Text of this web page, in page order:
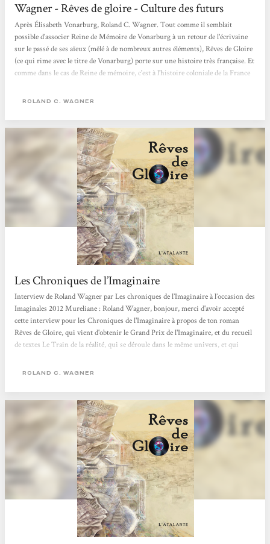
Wagner - Rêves de gloire - Culture des futurs
Après Élisabeth Vonarburg, Roland C. Wagner. Tout comme il semblait
possible d'associer Reine de Mémoire de Vonarburg à un retour de l'écrivaine
sur le passé de ses aïeux (mêlé à de nombreux autres éléments), Rêves de Gloire
(ce qui rime avec le titre de Vonarburg) porte sur une histoire très française. Et
comme dans le cas de Reine de mémoire, c'est à l'histoire coloniale de la France
dans tous les sens du mot. Ni l'un ni l'autre ne prétendent réhabiliter l'empire
ROLAND C. WAGNER
Les Chroniques de l’Imaginaire
Interview de Roland Wagner par Les chroniques de l’Imaginaire à l’occasion des
Imaginales 2012 Mureliane : Roland Wagner, bonjour, merci d'avoir accepté
cette interview pour les Chroniques de l'Imaginaire à propos de ton roman
Rêves de Gloire, qui vient d'obtenir le Grand Prix de l'Imaginaire, et du recueil
de textes Le Train de la réalité, qui se déroule dans le même univers, et qui
important dans le paysage de la SF, et de l'uchronie, et dans ta carrière, puisque
ROLAND C. WAGNER